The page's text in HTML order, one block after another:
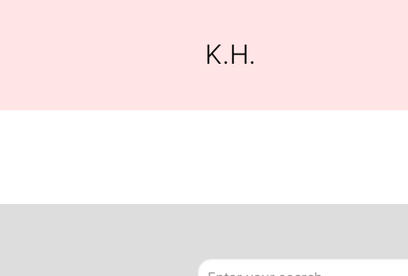
K.H.